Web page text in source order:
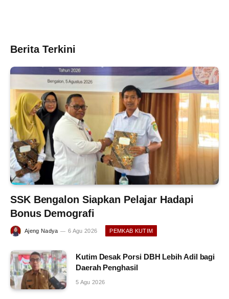
Berita Terkini
SSK Bengalon Siapkan Pelajar Hadapi
Bonus Demografi
Ajeng Nadya 6 Agu 2026 PEMKAB KUTIM
Kutim Desak Porsi DBH Lebih Adil bagi
Daerah Penghasil
5 Agu 2026